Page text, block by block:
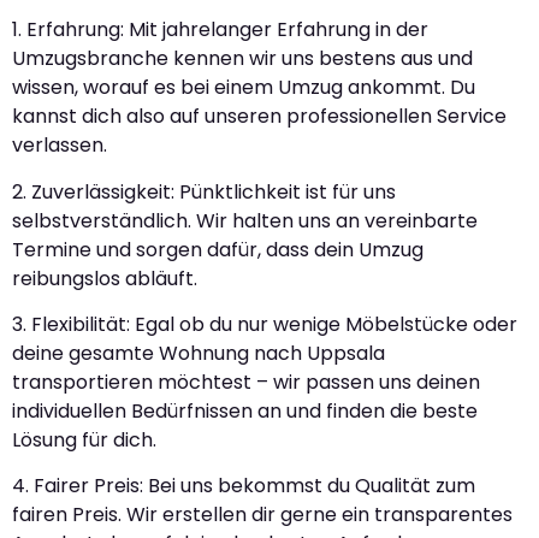
1. Erfahrung: Mit jahrelanger Erfahrung in der
Umzugsbranche kennen wir uns bestens aus und
wissen, worauf es bei einem Umzug ankommt. Du
kannst dich also auf unseren professionellen Service
verlassen.
2. Zuverlässigkeit: Pünktlichkeit ist für uns
selbstverständlich. Wir halten uns an vereinbarte
Termine und sorgen dafür, dass dein Umzug
reibungslos abläuft.
3. Flexibilität: Egal ob du nur wenige Möbelstücke oder
deine gesamte Wohnung nach Uppsala
transportieren möchtest – wir passen uns deinen
individuellen Bedürfnissen an und finden die beste
Lösung für dich.
4. Fairer Preis: Bei uns bekommst du Qualität zum
fairen Preis. Wir erstellen dir gerne ein transparentes